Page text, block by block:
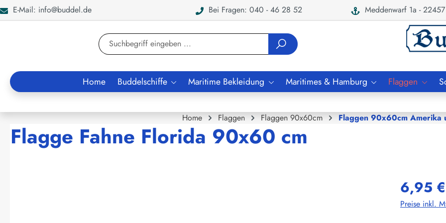
Zur Suche springen
E-Mail: info@buddel.de Bei Fragen: 040 - 46 28 52 Meddenwarf 1a -
Home Buddelschiffe Maritime Bekleidung Maritimes & Hamburg Flaggen
Home Flaggen Flaggen 90x60cm Flaggen 90x60cm Amerika
Flagge Fahne Florida 90x60 cm
6,95 €
Preise inkl.